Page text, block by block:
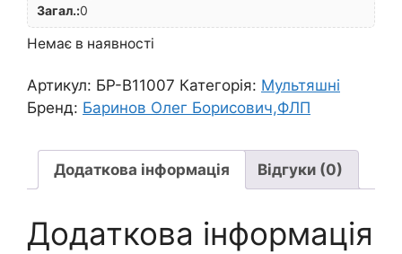
Загал.:0
Немає в наявності
Артикул: БР-B11007 Категорія: Мультяшні
Бренд: Баринов Олег Борисович,ФЛП
Додаткова інформація Відгуки (0)
Додаткова інформація